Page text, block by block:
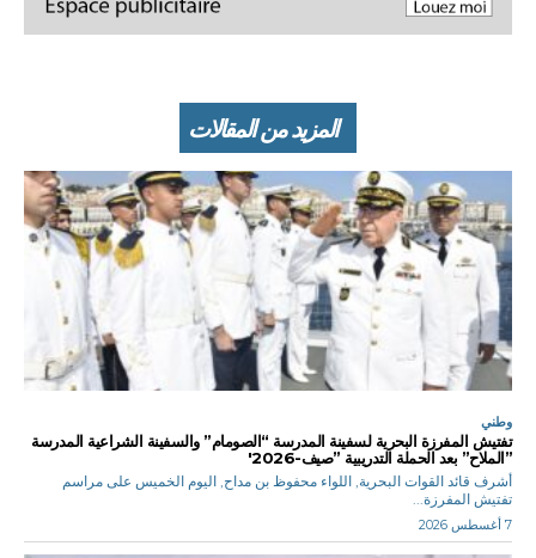
المزيد من المقالات
وطني
تفتيش المفرزة البحرية لسفينة المدرسة “الصومام” والسفينة الشراعية المدرسة
”الملاح” بعد الحملة التدريبية ”صيف-2026′
أشرف قائد القوات البحرية, اللواء محفوظ بن مداح, اليوم الخميس على مراسم
تفتيش المفرزة...
7 أغسطس 2026